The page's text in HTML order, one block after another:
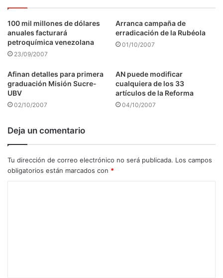
100 mil millones de dólares
anuales facturará
petroquímica venezolana
23/09/2007
Arranca campaña de
erradicación de la Rubéola
01/10/2007
Afinan detalles para primera
graduación Misión Sucre-
UBV
02/10/2007
AN puede modificar
cualquiera de los 33
artículos de la Reforma
04/10/2007
Deja un comentario
Tu dirección de correo electrónico no será publicada. Los campos
obligatorios están marcados con *